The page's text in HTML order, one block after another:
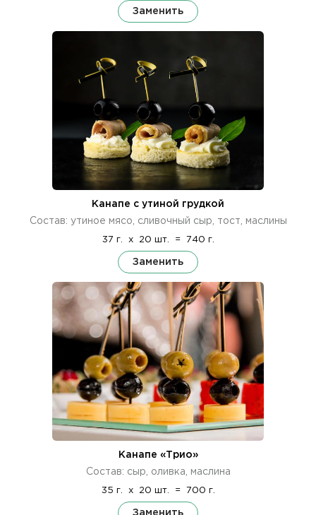
Заменить
Канапе с утиной грудкой
Состав: утиное мясо, сливочный сыр, тост, маслины
37 г. x 20 шт. = 740 г.
Заменить
Канапе «Трио»
Состав: сыр, оливка, маслина
35 г. x 20 шт. = 700 г.
Заменить